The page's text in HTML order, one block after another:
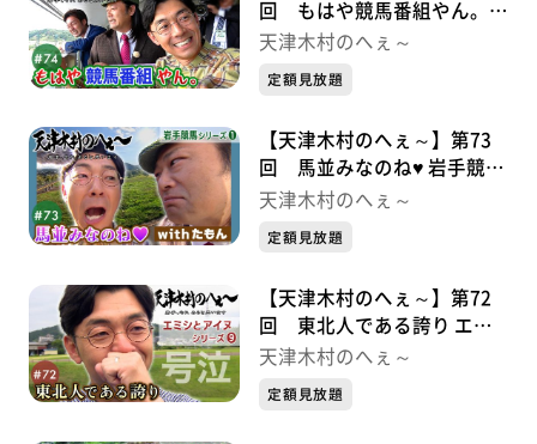
回 もはや競馬番組やん。
岩手競馬シリーズ②
天津木村のへぇ～
定額見放題
【天津木村のへぇ～】第73
回 馬並みなのね♥ 岩手競馬
シリーズ➀
天津木村のへぇ～
定額見放題
【天津木村のへぇ～】第72
回 東北人である誇り エミ
シとアイヌシリーズ⑨
天津木村のへぇ～
定額見放題